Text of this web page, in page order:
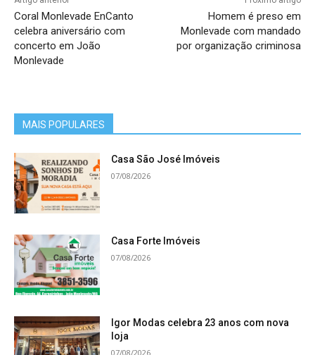
Coral Monlevade EnCanto
celebra aniversário com
concerto em João
Monlevade
Homem é preso em
Monlevade com mandado
por organização criminosa
MAIS POPULARES
Casa São José Imóveis
07/08/2026
Casa Forte Imóveis
07/08/2026
Igor Modas celebra 23 anos com nova
loja
07/08/2026